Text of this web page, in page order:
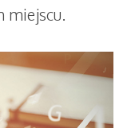
miejscu.